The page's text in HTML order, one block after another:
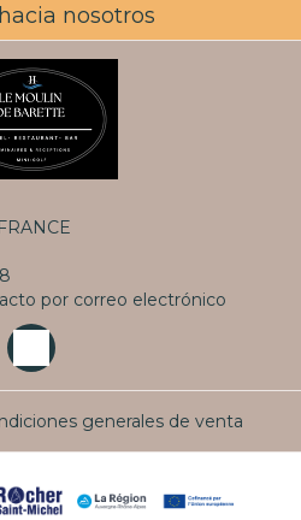
nosotros
por correo electrónico
generales de venta